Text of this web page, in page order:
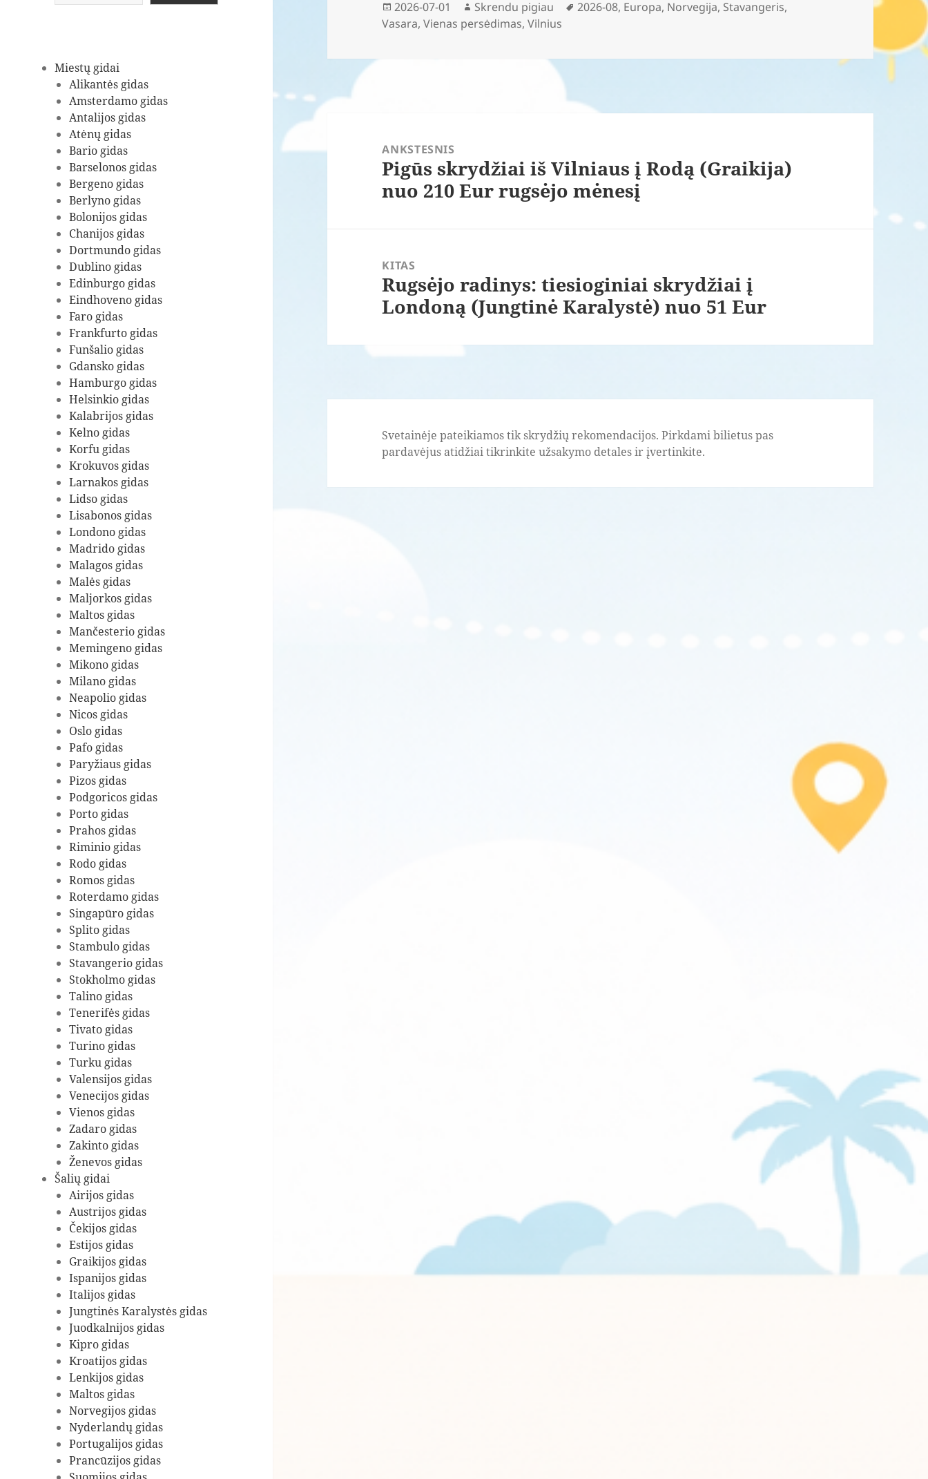
Miestų gidai
Alikantės gidas
Amsterdamo gidas
Antalijos gidas
Atėnų gidas
Bario gidas
Barselonos gidas
Bergeno gidas
Berlyno gidas
Bolonijos gidas
Chanijos gidas
Dortmundo gidas
Dublino gidas
Edinburgo gidas
Eindhoveno gidas
Faro gidas
Frankfurto gidas
Funšalio gidas
Gdansko gidas
Hamburgo gidas
Helsinkio gidas
Kalabrijos gidas
Kelno gidas
Korfu gidas
Krokuvos gidas
Larnakos gidas
Lidso gidas
Lisabonos gidas
Londono gidas
Madrido gidas
Malagos gidas
Malės gidas
Maljorkos gidas
Maltos gidas
Mančesterio gidas
Memingeno gidas
Mikono gidas
Milano gidas
Neapolio gidas
Nicos gidas
Oslo gidas
Pafo gidas
Paryžiaus gidas
Pizos gidas
Podgoricos gidas
Porto gidas
Prahos gidas
Riminio gidas
Rodo gidas
Romos gidas
Roterdamo gidas
Singapūro gidas
Splito gidas
Stambulo gidas
Stavangerio gidas
Stokholmo gidas
Talino gidas
Tenerifės gidas
Tivato gidas
Turino gidas
Turku gidas
Valensijos gidas
Venecijos gidas
Vienos gidas
Zadaro gidas
Zakinto gidas
Ženevos gidas
Šalių gidai
Airijos gidas
Austrijos gidas
Čekijos gidas
Estijos gidas
Graikijos gidas
Ispanijos gidas
Italijos gidas
Jungtinės Karalystės gidas
Juodkalnijos gidas
Kipro gidas
Kroatijos gidas
Lenkijos gidas
Maltos gidas
Norvegijos gidas
Nyderlandų gidas
Portugalijos gidas
Prancūzijos gidas
Paskelbta
2026-07-01 Autorius
Skrendu pigiau Žymos
2026-08, Europa, Norvegija, Stavangeris,
Vasara,Vienas persėdimas,Vilnius
ANKSTESNIS
Ankstesnis
įrašas:
Pigūs skrydžiai iš Vilniaus į Rodą (Graikija)
nuo 210 Eur rugsėjo mėnesį
KITAS
Paskesnis
įrašas:
Rugsėjo radinys: tiesioginiai skrydžiai į
Londoną (Jungtinė Karalystė) nuo 51 Eur
Svetainėje pateikiamos tik skrydžių rekomendacijos. Pirkdami bilietus pas
pardavėjus atidžiai tikrinkite užsakymo detales ir įvertinkite.